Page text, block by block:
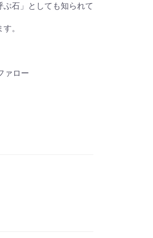
石」としても知られて
。
ァロー